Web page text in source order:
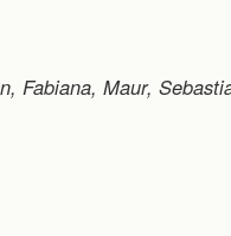
Fabiana, Maur,